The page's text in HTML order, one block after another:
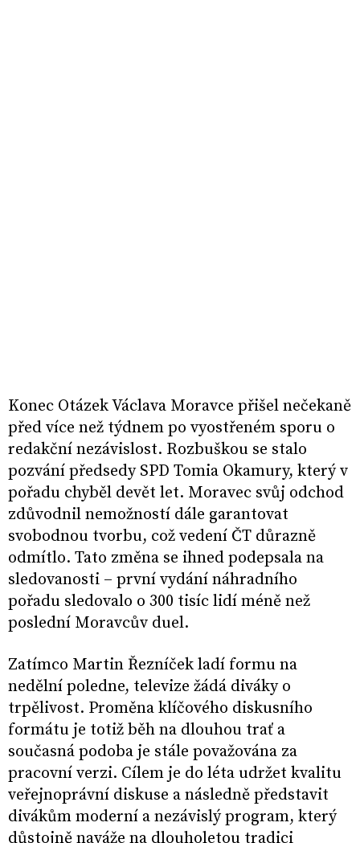
Konec Otázek Václava Moravce přišel nečekaně
před více než týdnem po vyostřeném sporu o
redakční nezávislost. Rozbuškou se stalo
pozvání předsedy SPD Tomia Okamury, který v
pořadu chyběl devět let. Moravec svůj odchod
zdůvodnil nemožností dále garantovat
svobodnou tvorbu, což vedení ČT důrazně
odmítlo. Tato změna se ihned podepsala na
sledovanosti – první vydání náhradního
pořadu sledovalo o 300 tisíc lidí méně než
poslední Moravcův duel.
Zatímco Martin Řezníček ladí formu na
nedělní poledne, televize žádá diváky o
trpělivost. Proměna klíčového diskusního
formátu je totiž běh na dlouhou trať a
současná podoba je stále považována za
pracovní verzi. Cílem je do léta udržet kvalitu
veřejnoprávní diskuse a následně představit
divákům moderní a nezávislý program, který
důstojně naváže na dlouholetou tradici